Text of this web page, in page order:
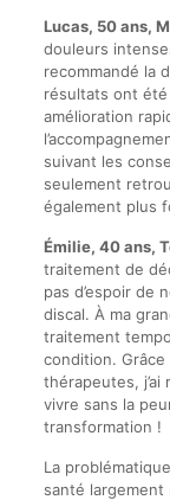
Lucas, 50 ans,
douleurs
recommandé la
résultats ont été
amélioration
suivant les
seulement
également plus
Émilie, 40 ans,
traitement de
pas d’espoir de
discal. À ma
traitement
condition. Grâce
thérapeutes,
vivre sans la
transformation !
La
santé largement